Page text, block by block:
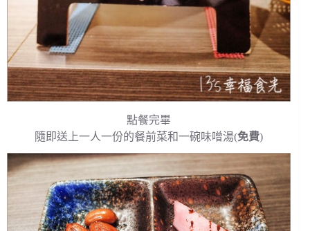
點餐完畢
隨即送上一人一份的餐前菜和一碗味噌湯(免費)